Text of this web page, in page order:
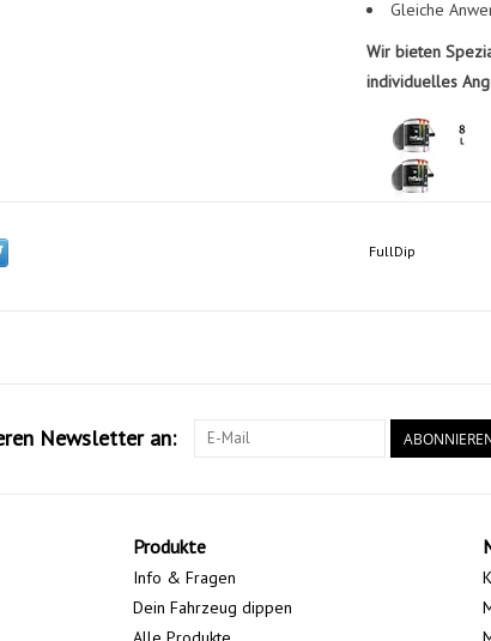
Gleiche
Wir bieten
individuelles
Empfohlene
Kleinwagen: 8
FullDip
Newsletter an:
Produkte
Info & Fragen
Dein Fahrzeug dippen